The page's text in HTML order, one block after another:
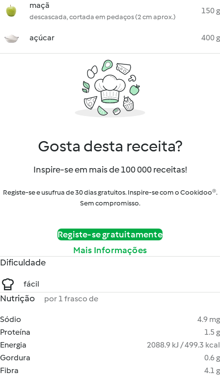
maçã
descascada, cortada em pedaços (2 cm aprox.)
150 g
açúcar 400 g
Gosta desta receita?
Inspire-se em mais de 100 000 receitas!
Registe-se e usufrua de 30 dias gratuitos. Inspire-se com o Cookidoo®.
Sem compromisso.
Registe-se gratuitamente
Mais Informações
Dificuldade
fácil
Nutrição por 1 frasco de
Sódio
4.9 mg
Proteína
1.5 g
Energia
2088.9 kJ / 499.3 kcal
Gordura
0.6 g
Fibra
4.1 g